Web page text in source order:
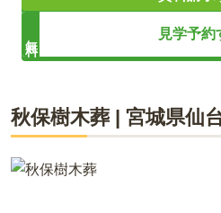
多様な供養の選択肢が充実
充国寺は仙台市青葉区新坂町の閑
見学予約
秋保樹木葬| 宮城県仙